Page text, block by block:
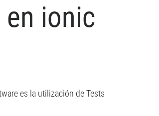
ionic
es la utilización de Tests